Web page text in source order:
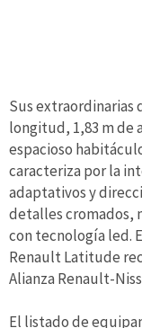
Sus extraordinarias
longitud, 1,83 m de
espacioso
caracteriza por la
adaptativos y
detalles cromados,
con tecnología led.
Renault Latitude
Alianza Renault-
El listado de